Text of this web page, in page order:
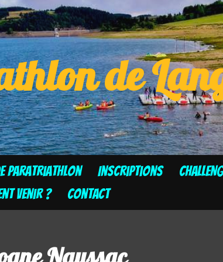
de
Paratriathlon Inscriptions
venir ? Contact